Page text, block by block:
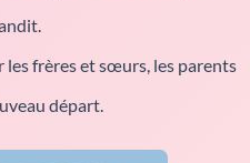
frères et sœurs, les parents
départ.